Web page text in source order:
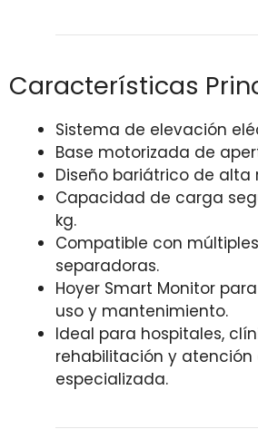
Características
Sistema de elevación
Base motorizada de
Diseño bariátrico de alta
Capacidad de carga
kg.
Compatible con
separadoras.
Hoyer Smart Monitor
uso y mantenimiento.
Ideal para hospitales,
rehabilitación y
especializada.